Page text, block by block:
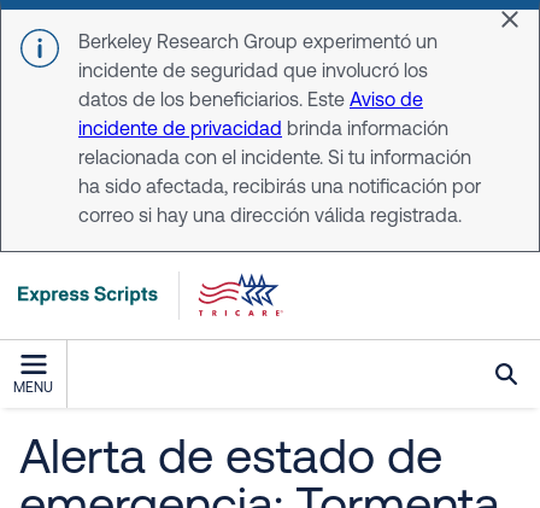
Skip to main content
Berkeley Research Group experimentó un
incidente de seguridad que involucró los
datos de los beneficiarios. Este Aviso de
incidente de privacidad brinda información
relacionada con el incidente. Si tu información
ha sido afectada, recibirás una notificación por
correo si hay una dirección válida registrada.
MENU
Alerta de estado de